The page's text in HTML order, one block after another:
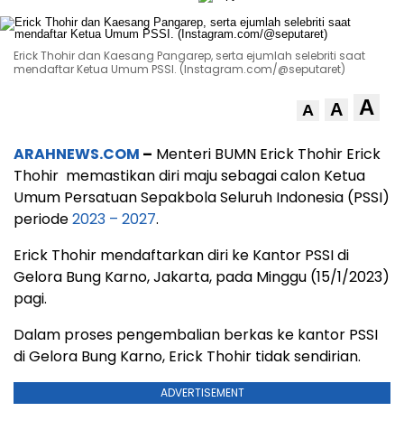
Erick Thohir dan Kaesang Pangarep, serta ejumlah selebriti saat
mendaftar Ketua Umum PSSI. (Instagram.com/@seputaret)
A A A
ARAHNEWS.COM – Menteri BUMN Erick Thohir Erick
Thohir memastikan diri maju sebagai calon Ketua
Umum Persatuan Sepakbola Seluruh Indonesia (PSSI)
periode2023 – 2027.
Erick Thohir mendaftarkan diri ke Kantor PSSI di
Gelora Bung Karno, Jakarta, pada Minggu (15/1/2023)
pagi.
Dalam proses pengembalian berkas ke kantor PSSI
di Gelora Bung Karno, Erick Thohir tidak sendirian.
ADVERTISEMENT